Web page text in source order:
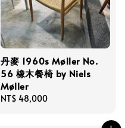
丹麥 1960s Møller No.
56 橡木餐椅 by Niels
Møller
Regular
NT$ 48,000